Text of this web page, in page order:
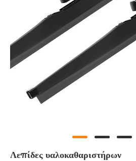
Λεπίδες υαλοκαθαριστήρων